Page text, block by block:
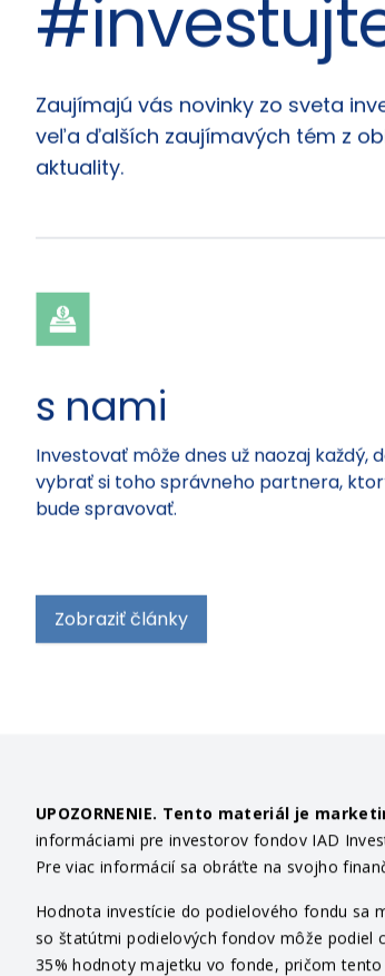
Články
Zaujímajú vás novinky zo sveta
veľa ďalších zaujímavých tém z
s nami
Investovať môže dnes už naozaj každý,
vybrať si toho správneho partnera,
Zobraziť články
UPOZORNENIE. Tento materiál je
informáciami pre investorov fondov IAD
Hodnota investície do podielového fondu sa
so štatútmi podielových fondov môže podiel